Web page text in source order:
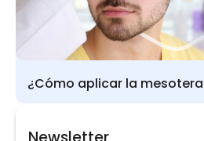
¿Cómo aplicar la